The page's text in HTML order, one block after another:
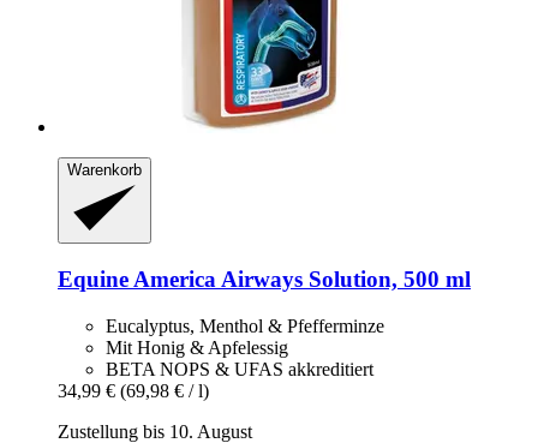
Warenkorb
Equine America Airways Solution, 500 ml
Eucalyptus, Menthol & Pfefferminze
Mit Honig & Apfelessig
BETA NOPS & UFAS akkreditiert
34,99 € (69,98 € / l)
Zustellung bis 10. August